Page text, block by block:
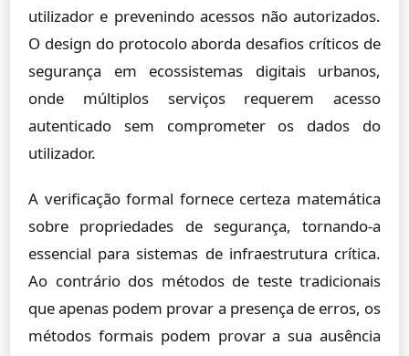
utilizador e prevenindo acessos não autorizados.
O design do protocolo aborda desafios críticos de
segurança em ecossistemas digitais urbanos,
onde múltiplos serviços requerem acesso
autenticado sem comprometer os dados do
utilizador.
A verificação formal fornece certeza matemática
sobre propriedades de segurança, tornando-a
essencial para sistemas de infraestrutura crítica.
Ao contrário dos métodos de teste tradicionais
que apenas podem provar a presença de erros, os
métodos formais podem provar a sua ausência